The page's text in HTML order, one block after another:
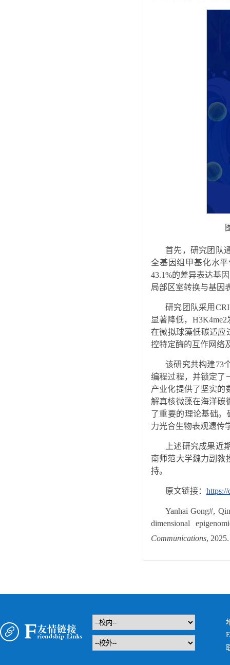
首先，研究团队
全基因组甲基化水平
43.1%的差异表达基
局部区室转换与基因
研究团队采用
显著降低，
在微拟球藻低碳适
控特定酶的互作网络
该研究共构建73
编程过程，并锁定了
产业化提供了坚实的
解真核微藻在海洋碳
了重要的理论基础。
力光合生物表观遗传
上述研究成果近
南师范大学魏力副教
持。
原文链接：
Yanhai Gong#,
dimensional
Communications, 2025.